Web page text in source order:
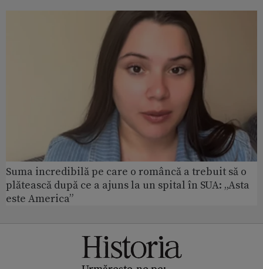
Suma incredibilă pe care o româncă a trebuit să o
plătească după ce a ajuns la un spital în SUA: „Asta
este America”